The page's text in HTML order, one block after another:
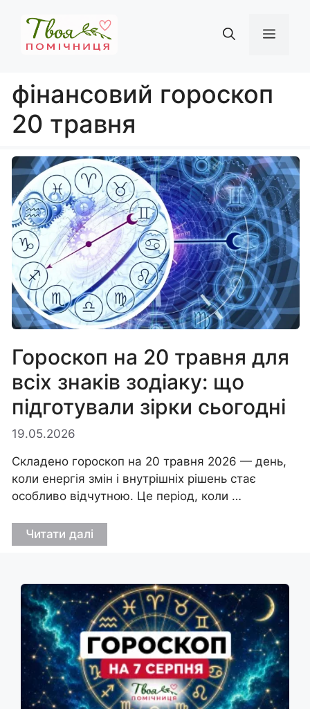
вмісту
фінансовий гороскоп
20 травня
Гороскоп на 20 травня для
всіх знаків зодіаку: що
підготували зірки сьогодні
19.05.2026
Складено гороскоп на 20 травня 2026 — день,
коли енергія змін і внутрішніх рішень стає
особливо відчутною. Це період, коли …
Читати далі